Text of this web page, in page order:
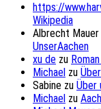
https://
Wikipedia
Albrecht Mauer
UnserAachen
xu de zu
Michael zu
Sabine zu Über
Michael zu